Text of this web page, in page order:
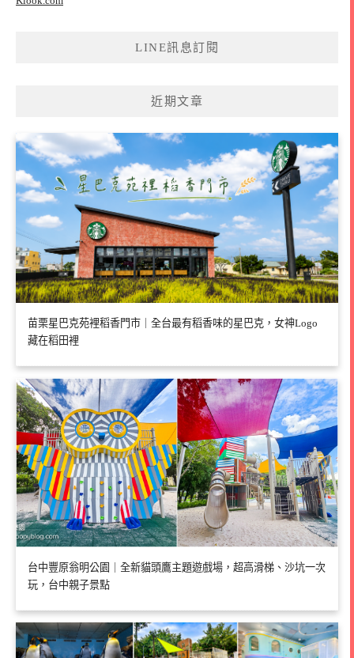
LINE訊息訂閱
近期文章
苗栗星巴克苑裡稻香門市｜全台最有稻香味的星巴克，女神Logo
藏在稻田裡
台中豐原翁明公園｜全新貓頭鷹主題遊戲場，超高滑梯、沙坑一次
玩，台中親子景點